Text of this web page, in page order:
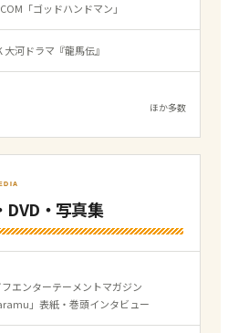
「ゴッドハンドマン」
大河ドラマ『龍馬伝』
ほか多数
DVD・写真集
フエンターテーメントマガジン
」表紙・巻頭インタビュー